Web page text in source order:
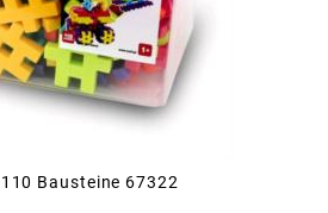
Bausteine 67322